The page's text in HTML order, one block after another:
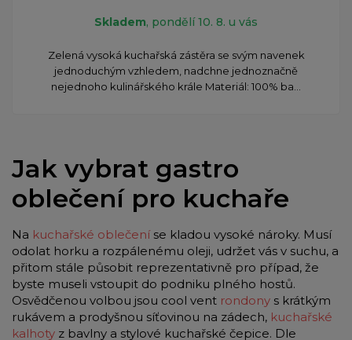
Skladem, pondělí 10. 8. u vás
Zelená vysoká kuchařská zástěra se svým navenek
jednoduchým vzhledem, nadchne jednoznačně
nejednoho kulinářského krále Materiál: 100% ba...
Jak vybrat gastro
oblečení pro kuchaře
Na kuchařské oblečeníse kladou vysoké nároky. Musí
odolat horku a rozpálenému oleji, udržet vás v suchu, a
přitom stále působit reprezentativně pro případ, že
byste museli vstoupit do podniku plného hostů.
Osvědčenou volbou jsou cool vent rondony s krátkým
rukávem a prodyšnou síťovinou na zádech, kuchařské
kalhoty z bavlny a stylové kuchařské čepice. Dle